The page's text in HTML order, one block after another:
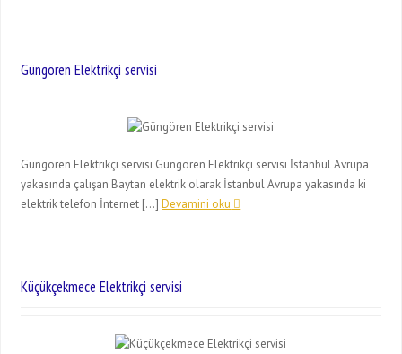
Güngören Elektrikçi servisi
Güngören Elektrikçi servisi Güngören Elektrikçi servisi İstanbul Avrupa
yakasında çalışan Baytan elektrik olarak İstanbul Avrupa yakasında ki
elektrik telefon İnternet […]Devamini oku
Küçükçekmece Elektrikçi servisi